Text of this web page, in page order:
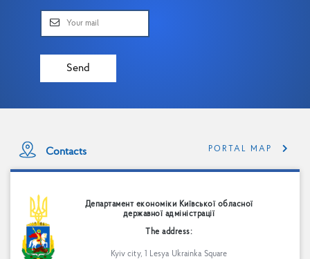
Send
Contacts PORTAL MAP
Департамент економіки Київської обласної
державної адміністрації
The address:
Kyiv city, 1 Lesya Ukrainka Square